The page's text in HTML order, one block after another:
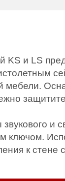
и LS
мебели.
и
к